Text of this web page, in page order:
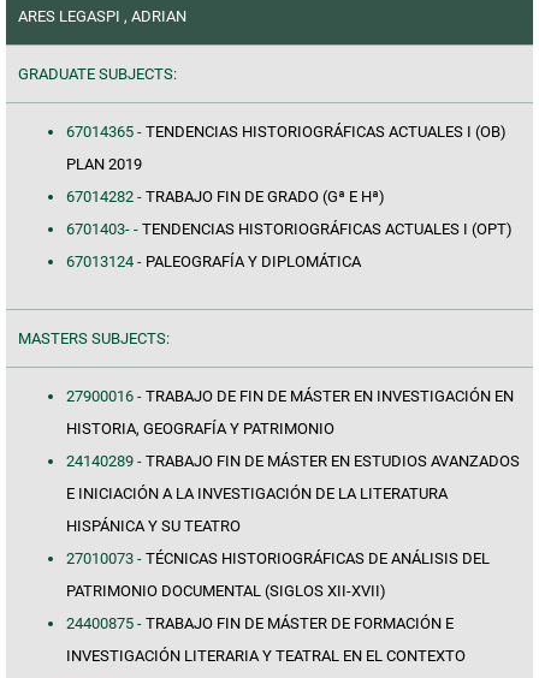
ARES LEGASPI , ADRIAN
GRADUATE SUBJECTS:
67014365 - TENDENCIAS HISTORIOGRÁFICAS ACTUALES I (OB)
PLAN 2019
67014282 - TRABAJO FIN DE GRADO (Gª E Hª)
6701403- - TENDENCIAS HISTORIOGRÁFICAS ACTUALES I (OPT)
67013124 - PALEOGRAFÍA Y DIPLOMÁTICA
MASTERS SUBJECTS:
27900016 - TRABAJO DE FIN DE MÁSTER EN INVESTIGACIÓN EN
HISTORIA, GEOGRAFÍA Y PATRIMONIO
24140289 - TRABAJO FIN DE MÁSTER EN ESTUDIOS AVANZADOS
E INICIACIÓN A LA INVESTIGACIÓN DE LA LITERATURA
HISPÁNICA Y SU TEATRO
27010073 - TÉCNICAS HISTORIOGRÁFICAS DE ANÁLISIS DEL
PATRIMONIO DOCUMENTAL (SIGLOS XII-XVII)
24400875 - TRABAJO FIN DE MÁSTER DE FORMACIÓN E
INVESTIGACIÓN LITERARIA Y TEATRAL EN EL CONTEXTO